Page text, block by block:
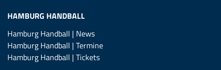
HAMBURG HANDBALL
Hamburg Handball | News
Hamburg Handball | Termine
Hamburg Handball | Tickets